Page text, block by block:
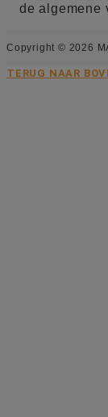
de algemene
Copyright © 2026
TERUG NAAR